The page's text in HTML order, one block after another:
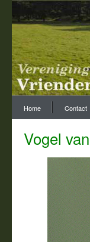
Home Contact
Vogel